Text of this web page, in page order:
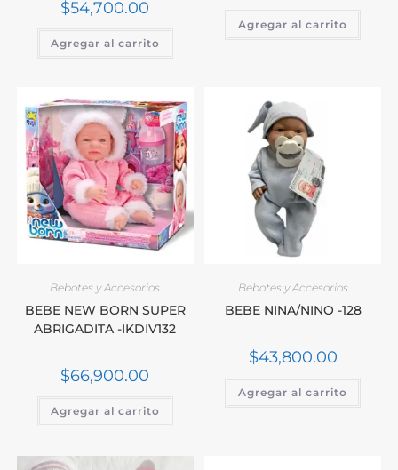
$54,700.00
Agregar al carrito
Agregar al carrito
Bebotes y Accesorios
BEBE NEW BORN SUPER
ABRIGADITA -IKDIV132
$66,900.00
Agregar al carrito
Bebotes y Accesorios
BEBE NINA/NINO -128
$43,800.00
Agregar al carrito